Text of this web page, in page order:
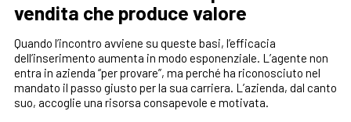
vendita che produce valore
Quando l’incontro avviene su queste basi, l’efficacia
dell’inserimento aumenta in modo esponenziale. L’agente non
entra in azienda “per provare”, ma perché ha riconosciuto nel
mandato il passo giusto per la sua carriera. L’azienda, dal canto
suo, accoglie una risorsa consapevole e motivata.